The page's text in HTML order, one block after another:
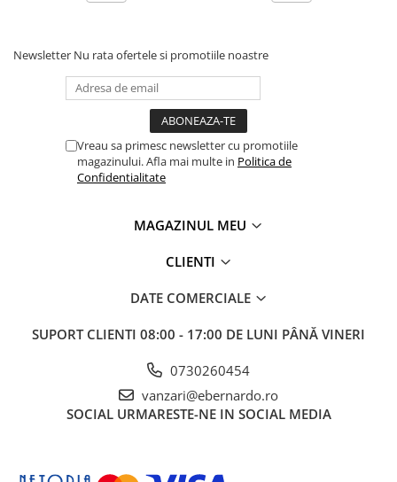
Instrumente de găurit
Tarozi si filiere
Accesorii utilaje
Accesorii masini de gaurit si frezat
Accesorii pentru ferastraie
mecanice cu banda si disc
Accesorii pentru masini de gaurit
Accesorii pentru masini de taiat
Accesorii pentru mașini de găurit
Accesorii polizor umed și uscat
Accesorii generale
Accesorii masini de slefuit cutite
Newsletter Nu rata ofertele si promotiile noastre
Vreau sa primesc newsletter cu promotiile
magazinului. Afla mai multe in Politica de
Confidentialitate
MAGAZINUL MEU
CLIENTI
DATE COMERCIALE
SUPORT CLIENTI 08:00 - 17:00 DE LUNI PÂNĂ VINERI
0730260454
vanzari@ebernardo.ro
SOCIAL URMARESTE-NE IN SOCIAL MEDIA